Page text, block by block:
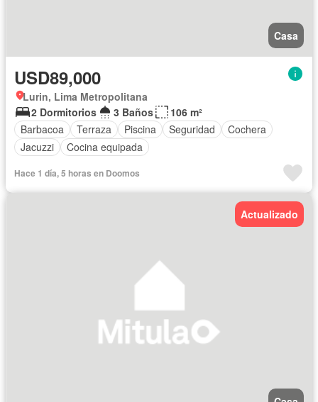
Casa
USD89,000
Lurin, Lima Metropolitana
2 Dormitorios
3 Baños
106 m²
Barbacoa
Terraza Piscina Seguridad
Cochera
Jacuzzi
Cocina equipada
Hace 1 día, 5 horas en Doomos
Actualizado